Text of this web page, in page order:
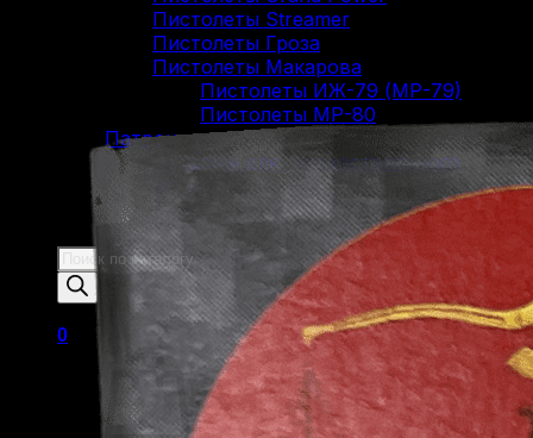
Пистолеты Streamer
Пистолеты Гроза
Пистолеты Макарова
Пистолеты ИЖ-79 (МР-79)
Пистолеты МР-80
Патроны
Патроны для гладкоствольного
оружия
Патроны для нарезного оружия
Патроны для ОООП
Поиск
товаров
0